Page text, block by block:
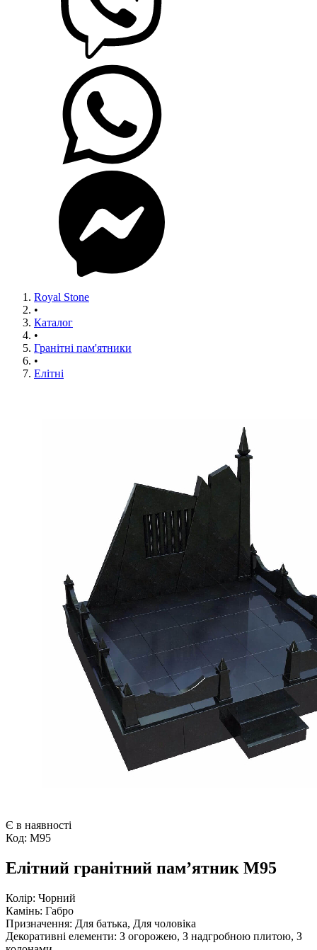
Royal Stone
•
Каталог
•
Гранітні пам'ятники
•
Елітні
Є в наявності
Код: М95
Елітний гранітний пам’ятник М95
Колір: Чорний
Камінь: Габро
Призначення: Для батька, Для чоловіка
Декоративні елементи: З огорожею, З надгробною плитою, З